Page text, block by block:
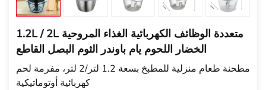
1.2L / 2L متعددة الوظائف الكهربائية الغذاء المروحية
الخضار اللحوم يام باوندر الثوم البصل القاطع
مطحنة طعام منزلية للمطبخ بسعة 1.2 لتر/2 لتر، مفرمة لحم
كهربائية أوتوماتيكية